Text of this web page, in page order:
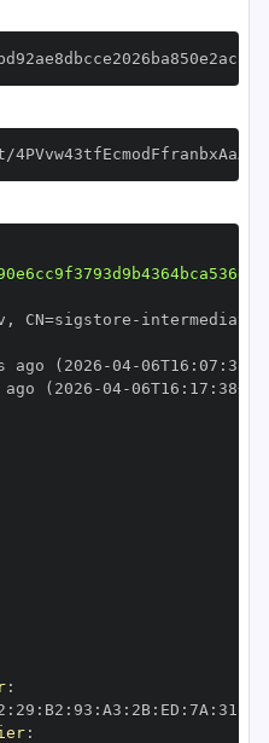
, CN=sigstore -
ago (2026 -04-06T16 : 07 :
(2026 -04-06T16 : 17 : 38+00
:
: 29 : B2 : 93 : A3 : 2B: ED : 7A : 31
: